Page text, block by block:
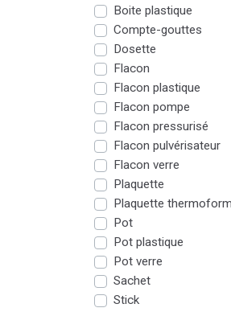
Boite plastique
Compte-gouttes
Dosette
Flacon
Flacon plastique
Flacon pompe
Flacon pressurisé
Flacon pulvérisateur
Flacon verre
Plaquette
Plaquette
Pot
Pot plastique
Pot verre
Sachet
Stick